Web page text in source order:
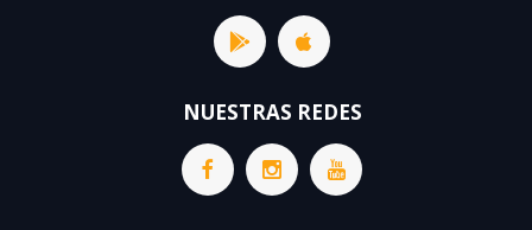
NUESTRAS REDES